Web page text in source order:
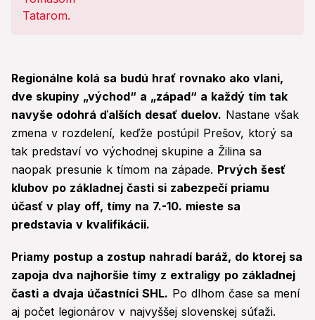
Regionálne kolá sa budú hrať rovnako ako vlani,
dve skupiny „východ“ a „západ“ a každý tím tak
navyše odohrá ďalších desať duelov. Nastane však
zmena v rozdelení, keďže postúpil Prešov, ktorý sa
tak predstaví vo východnej skupine a Žilina sa
naopak presunie k tímom na západe. Prvých šesť
klubov po základnej časti si zabezpečí priamu
účasť v play off, tímy na 7.-10. mieste sa
predstavia v kvalifikácii.
Priamy postup a zostup nahradí baráž, do ktorej sa
zapoja dva najhoršie tímy z extraligy po základnej
časti a dvaja účastníci SHL. Po dlhom čase sa mení
aj počet legionárov v najvyššej slovenskej súťaži.